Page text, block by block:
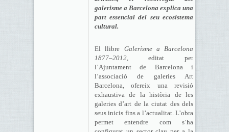
galerisme a Barcelona explica una
part essencial del seu ecosistema
cultural.
El llibre Galerisme a Barcelona
1877–2012, editat per
l’Ajuntament de Barcelona i
l’associació de galeries Art
Barcelona, ofereix una revisió
exhaustiva de la història de les
galeries d’art de la ciutat des dels
seus inicis fins a l’actualitat. L’obra
permet entendre com s’ha